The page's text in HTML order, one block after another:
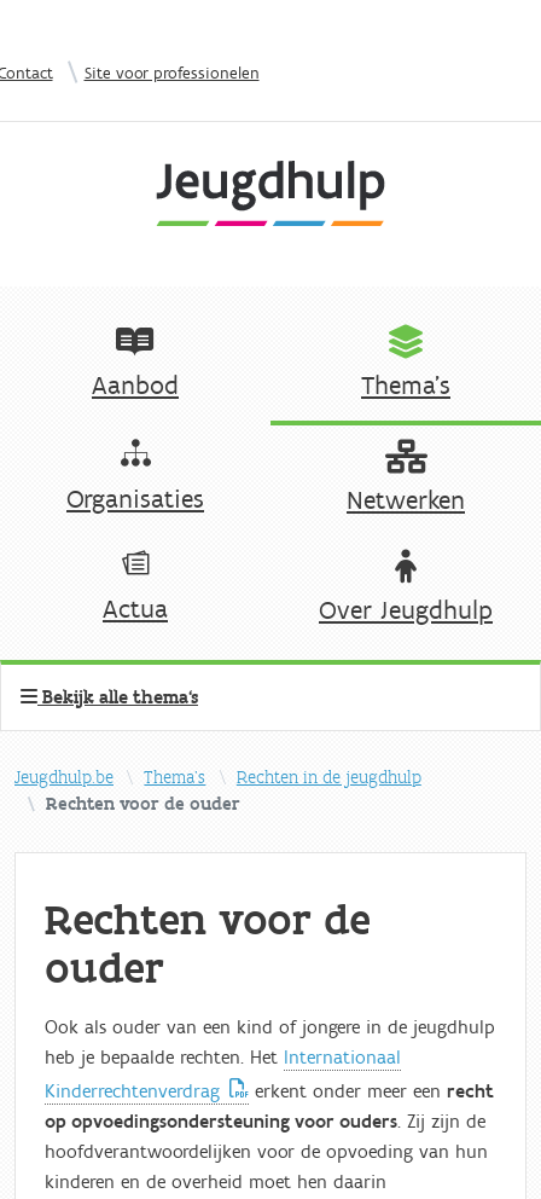
| Site voor professionelen
Aanbod Thema's
Organisaties Netwerken
Actua Over Jeugdhulp
Bekijk alle thema's
Jeugdhulp.be Thema's
Rechten in de jeugdhulp
Rechten voor de ouder
Rechten voor de
ouder
Ook als ouder van een kind of jongere in de jeugdhulp
heb je bepaalde rechten. Het Internationaal
Kinderrechtenverdrag
erkent onder meer een recht
op opvoedingsondersteuning voor ouders. Zij zijn de
hoofdverantwoordelijken voor de opvoeding van hun
kinderen en de overheid moet hen daarin